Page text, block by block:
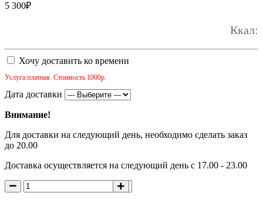
5 300₽
Ккал:
Хочу доставить ко времени
Услуга платная. Стоимость 1000р.
Дата доставки
Внимание!
Для доставки на следующий день, необходимо сделать заказ
до 20.00
Доставка осуществляется на следующий день с 17.00 - 23.00